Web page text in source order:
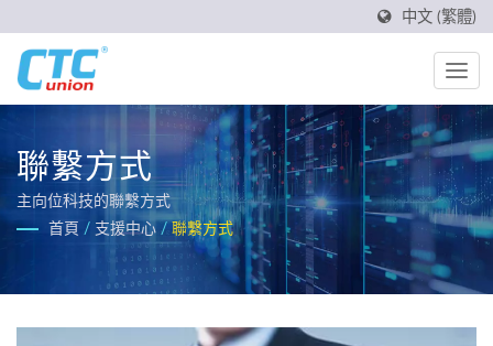
中文 (繁體)
聯繫方式
主向位科技的聯繫方式
首頁 / 支援中心 / 聯繫方式